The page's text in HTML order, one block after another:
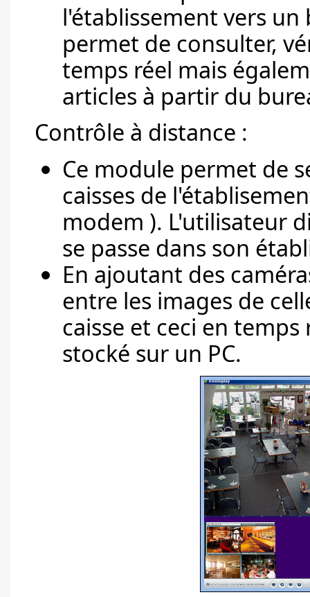
l'établissement vers
permet de consulter,
temps réel mais
articles à partir du
Contrôle à distance :
Ce module permet de
caisses de
modem ). L'utilisateur
se passe dans son
En ajoutant des
entre les images de
caisse et ceci en
stocké sur un PC.